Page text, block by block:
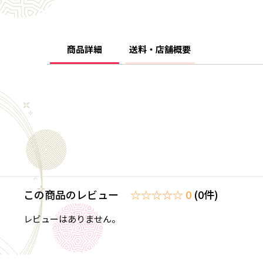
商品詳細 送料・店舗概要
この商品のレビュー ☆☆☆☆☆ 0 (0件)
レビューはありません。